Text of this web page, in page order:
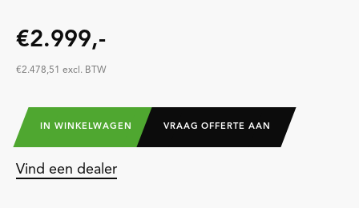
€2.999,-
€2.478,51 excl. BTW
IN WINKELWAGEN VRAAG OFFERTE AAN
Vind een dealer